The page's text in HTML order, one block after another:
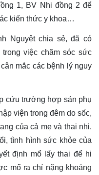
1, BV Nhi đồng 2 để
kiến thức y khoa…
Nguyệt chia sẻ, đã có
việc chăm sóc sức
mắc các bệnh lý nguy
cứu trường hợp sản phụ
viện trong đêm do sốc,
của cả mẹ và thai nhi.
tình hình sức khỏe của
định mổ lấy thai để hi
mổ ra chỉ nặng khoảng